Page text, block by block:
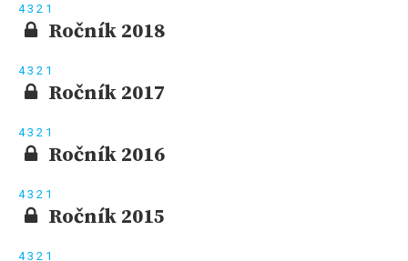
43 2 1
Ročník 2018
43 2 1
Ročník 2017
43 2 1
Ročník 2016
43 2 1
Ročník 2015
43 2 1